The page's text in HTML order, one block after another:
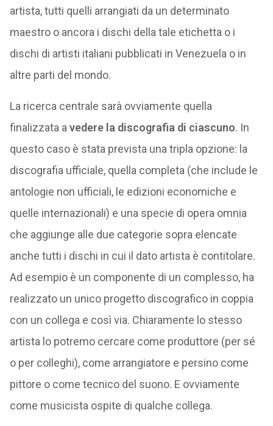
artista, tutti quelli arrangiati da un determinato
maestro o ancora i dischi della tale etichetta o i
dischi di artisti italiani pubblicati in Venezuela o in
altre parti del mondo.
La ricerca centrale sarà ovviamente quella
finalizzata a vedere la discografia di ciascuno. In
questo caso è stata prevista una tripla opzione: la
discografia ufficiale, quella completa (che include le
antologie non ufficiali, le edizioni economiche e
quelle internazionali) e una specie di opera omnia
che aggiunge alle due categorie sopra elencate
anche tutti i dischi in cui il dato artista è contitolare.
Ad esempio è un componente di un complesso, ha
realizzato un unico progetto discografico in coppia
con un collega e così via. Chiaramente lo stesso
artista lo potremo cercare come produttore (per sé
o per colleghi), come arrangiatore e persino come
pittore o come tecnico del suono. E ovviamente
come musicista ospite di qualche collega.